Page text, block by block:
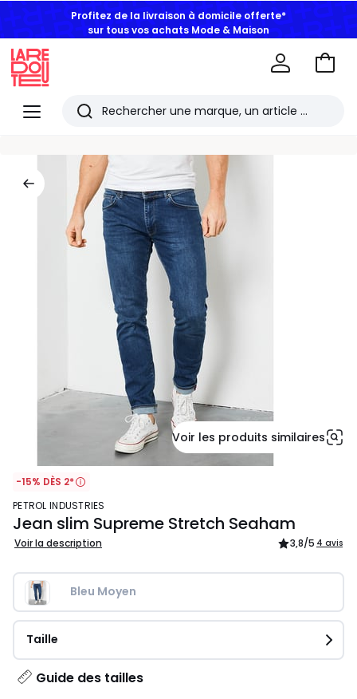
Profitez de la livraison à domicile offerte*
sur tous vos achats Mode & Maison
Menu
Redoute
Rechercher
derniers
articles
consultés
Aller
Voir les produits similaires
-15% DÈS 2*
PETROL INDUSTRIES
Jean slim Supreme Stretch Seaham
Voir la description 3,8/5 4 avis
Bleu Moyen
Taille
Guide des tailles